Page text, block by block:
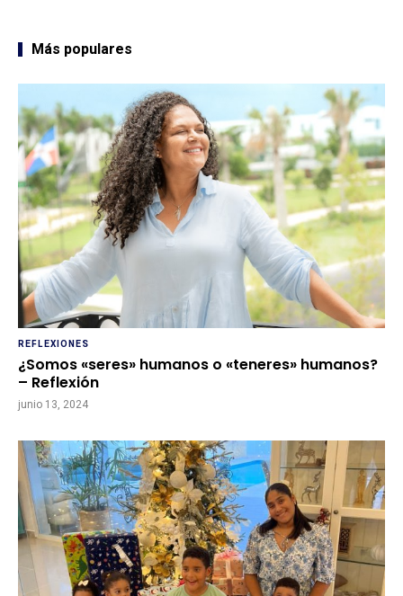
Más populares
REFLEXIONES
¿Somos «seres» humanos o «teneres» humanos?
– Reflexión
junio 13, 2024